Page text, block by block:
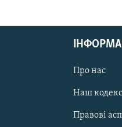
Про нас
Наш кодекс
Правові